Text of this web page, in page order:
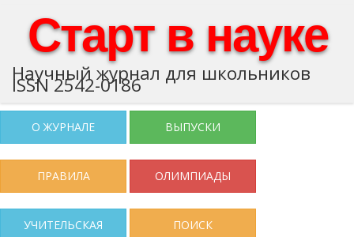
Старт в науке
Научный журнал для школьников
ISSN 2542-0186
О ЖУРНАЛЕ ВЫПУСКИ
ПРАВИЛА ОЛИМПИАДЫ
УЧИТЕЛЬСКАЯ ПОИСК